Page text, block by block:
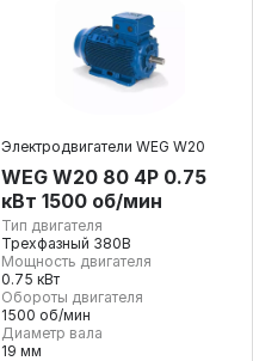
Электродвигатели WEG W20
WEG W20 80 4P 0.75
кВт 1500 об/мин
Тип двигателя
Трехфазный 380В
Мощность двигателя
0.75 кВт
Обороты двигателя
1500 об/мин
Диаметр вала
19 мм